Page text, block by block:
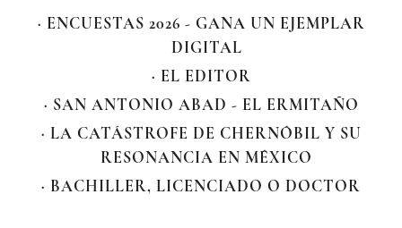
· ENCUESTAS 2026 - GANA UN EJEMPLAR
DIGITAL
· EL EDITOR
· SAN ANTONIO ABAD - EL ERMITAÑO
· LA CATÁSTROFE DE CHERNÓBIL Y SU
RESONANCIA EN MÉXICO
· BACHILLER, LICENCIADO O DOCTOR